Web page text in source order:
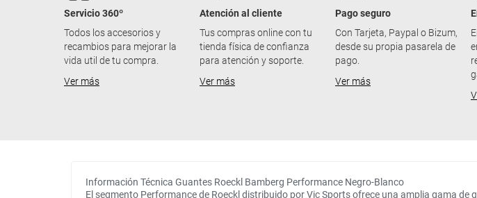
Servicio 360º
Todos los accesorios y
recambios para mejorar la
vida util de tu compra.
Ver más
Atención al cliente
Tus compras online con tu
tienda física de confianza
para atención y soporte.
Ver más
Pago seguro
Con Tarjeta, Paypal o Bizum,
desde su propia pasarela de
pago.
Ver más
Información Técnica Guantes Roeckl Bamberg Performance Negro-Blanco
El segmento Performance de Roeckl distribuido por Vic Sports ofrece una amplia gama